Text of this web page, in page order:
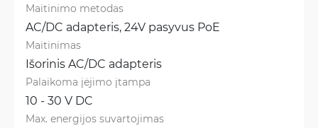
Maitinimo metodas
AC/DC adapteris, 24V pasyvus PoE
Maitinimas
Išorinis AC/DC adapteris
Palaikoma įėjimo įtampa
10 - 30 V DC
Max. energijos suvartojimas